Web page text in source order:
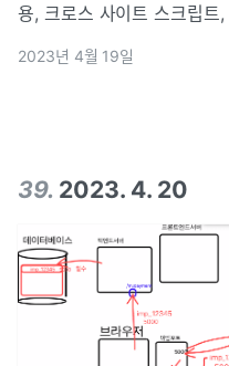
용, 크로스 사이트 스크립
내용 담는 부분 필요 (inpu
2023년 4월 19일
39. 2023. 4. 20